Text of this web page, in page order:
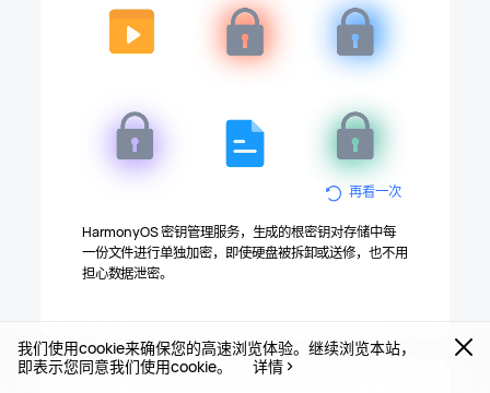
我们使用cookie来确保您的高速浏览体验。继续浏览本站，
即表示您同意我们使用cookie。
详情
再看一次
HarmonyOS 密钥管理服务，生成的根密钥对存储中每
一份文件进行单独加密，即使硬盘被拆卸或送修，也不用
担心数据泄密。